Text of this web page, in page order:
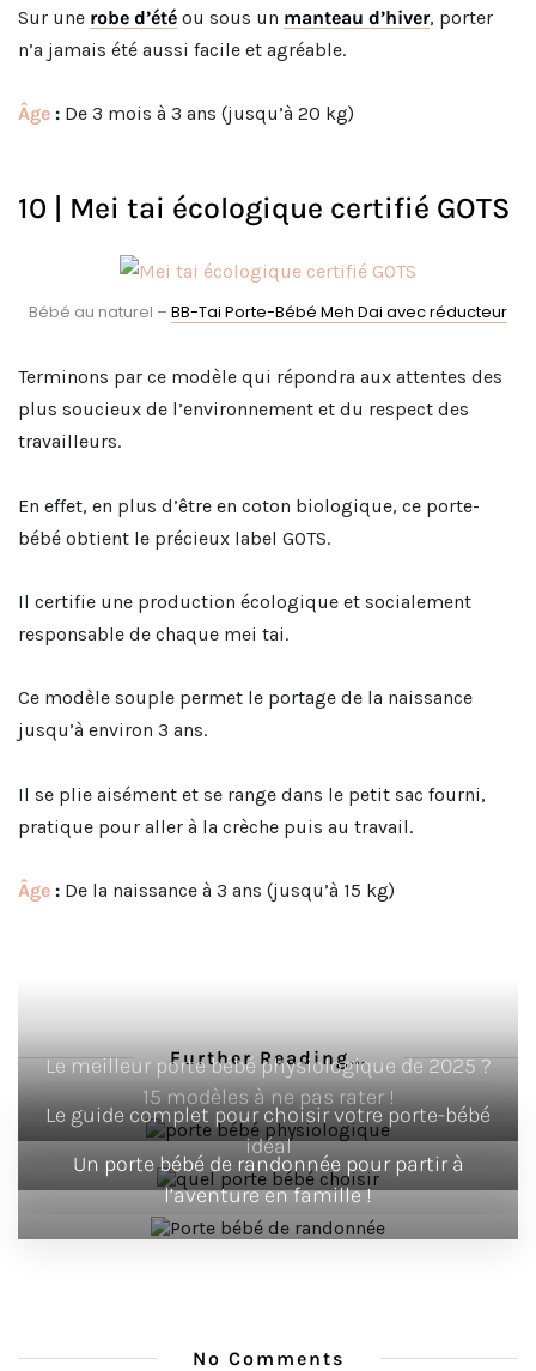
Sur une robe d’été ou sous un manteau d’hiver, porter
n’a jamais été aussi facile et agréable.
Âge : De 3 mois à 3 ans (jusqu’à 20 kg)
10 | Mei tai écologique certifié GOTS
Bébé au naturel – BB-Tai Porte-Bébé Meh Dai avec réducteur
Terminons par ce modèle qui répondra aux attentes des
plus soucieux de l’environnement et du respect des
travailleurs.
En effet, en plus d’être en coton biologique, ce porte-
bébé obtient le précieux label GOTS.
Il certifie une production écologique et socialement
responsable de chaque mei tai.
Ce modèle souple permet le portage de la naissance
jusqu’à environ 3 ans.
Il se plie aisément et se range dans le petit sac fourni,
pratique pour aller à la crèche puis au travail.
Âge : De la naissance à 3 ans (jusqu’à 15 kg)
Further Reading...
Le meilleur porte bébé physiologique de 2025 ?
15 modèles à ne pas rater !
Le guide complet pour choisir votre porte-bébé
idéal
Un porte bébé de randonnée pour partir à
l’aventure en famille !
No Comments